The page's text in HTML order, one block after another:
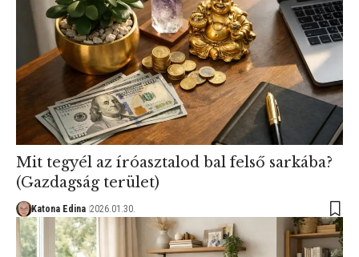
Mit tegyél az íróasztalod bal felső sarkába?
(Gazdagság terület)
Katona Edina 2026.01.30.